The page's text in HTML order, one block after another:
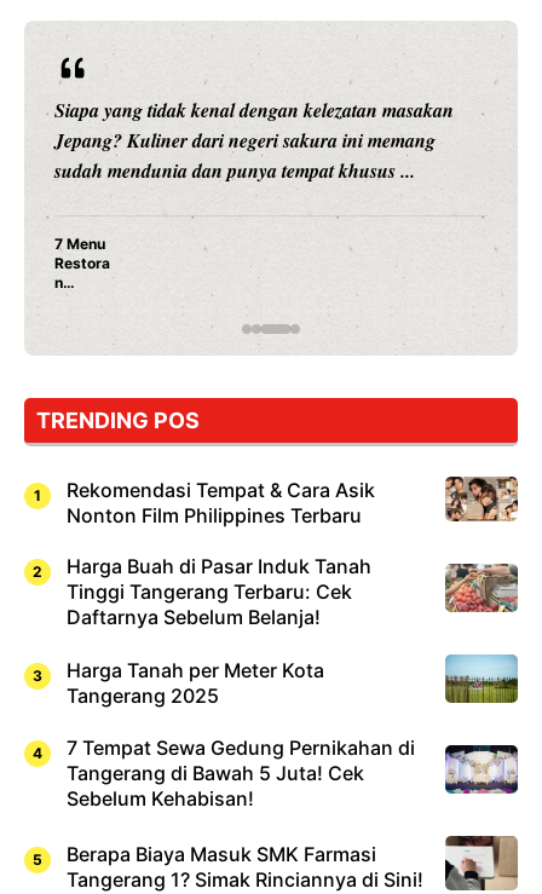
Siapa yang tidak kenal dengan kelezatan masakan
Jepang? Kuliner dari negeri sakura ini memang
sudah mendunia dan punya tempat khusus ...
7 Menu
Restora
n
Jepang
yang
Dicoba,
Cuma
Sushi!
TRENDING POS
Rekomendasi Tempat & Cara Asik
Nonton Film Philippines Terbaru
Harga Buah di Pasar Induk Tanah
Tinggi Tangerang Terbaru: Cek
Daftarnya Sebelum Belanja!
Harga Tanah per Meter Kota
Tangerang 2025
7 Tempat Sewa Gedung Pernikahan di
Tangerang di Bawah 5 Juta! Cek
Sebelum Kehabisan!
Berapa Biaya Masuk SMK Farmasi
Tangerang 1? Simak Rinciannya di Sini!